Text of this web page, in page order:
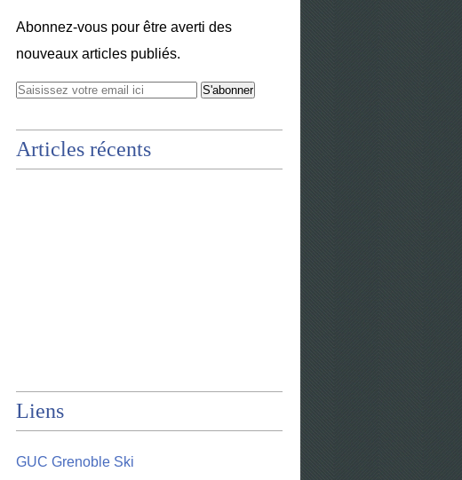
Abonnez-vous pour être averti des
nouveaux articles publiés.
Articles récents
Liens
GUC Grenoble Ski